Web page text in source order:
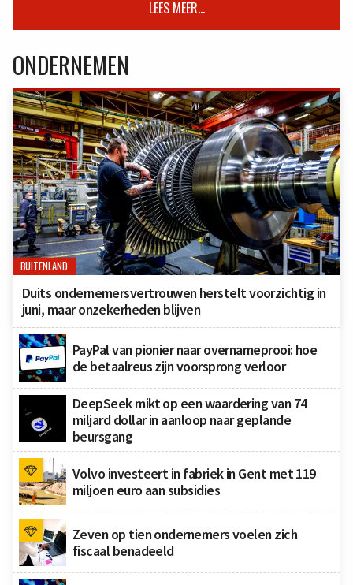
LEES MEER...
ONDERNEMEN
BUITENLAND
Duits ondernemersvertrouwen herstelt voorzichtig in
juni, maar onzekerheden blijven
PayPal van pionier naar overnameprooi: hoe
de betaalreus zijn voorsprong verloor
DeepSeek mikt op een waardering van 74
miljard dollar in aanloop naar geplande
beursgang
Volvo investeert in fabriek in Gent met 119
miljoen euro aan subsidies
Zeven op tien ondernemers voelen zich
fiscaal benadeeld